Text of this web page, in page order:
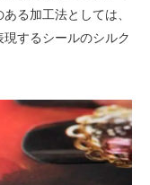
る加工法としては、
するシールのシルク